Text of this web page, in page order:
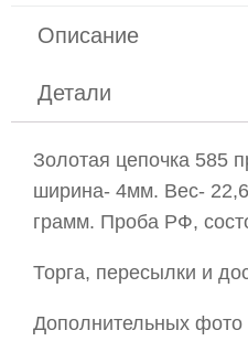
Описание
Детали
Золотая цепочка 585
ширина- 4мм. Вес-
грамм. Проба РФ,
Торга, пересылки и
Дополнительных фото